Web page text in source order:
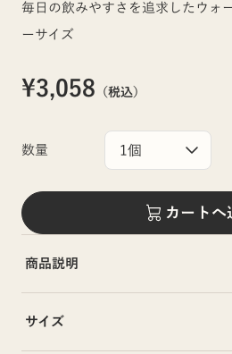
毎日の飲みやすさを追求したウォ
ーサイズ
¥3,058 （税込）
数量
カートへ
商品説明
サイズ